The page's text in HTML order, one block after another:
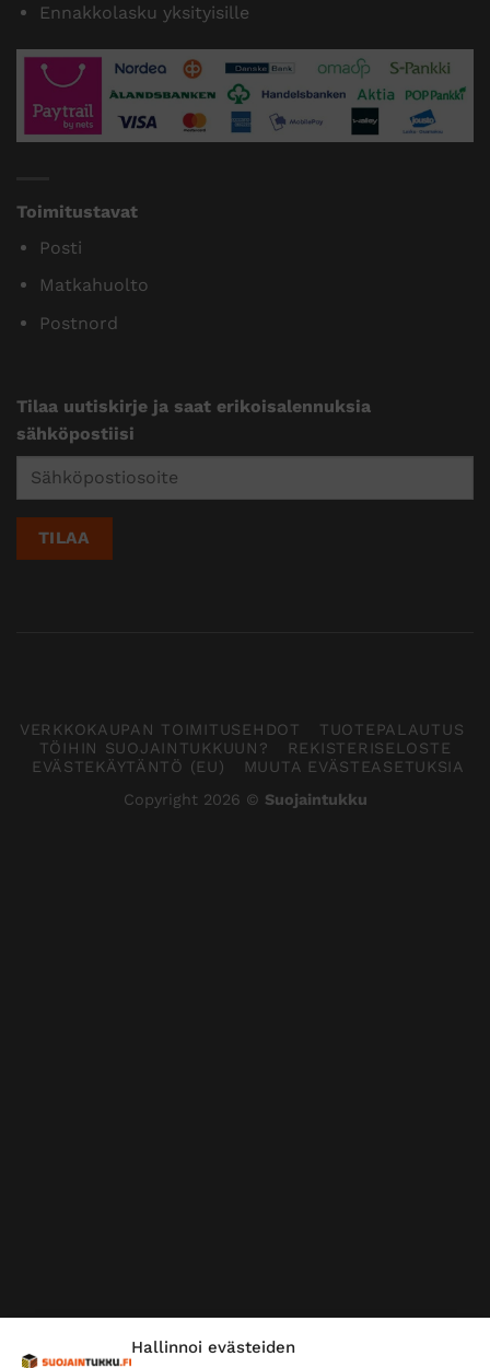
Hallinnoi evästeiden
Ennakkolasku yksityisille
Toimitustavat
Posti
Matkahuolto
Postnord
Tilaa uutiskirje ja saat erikoisalennuksia
sähköpostiisi
VERKKOKAUPAN TOIMITUSEHDOT
TUOTEPALAUTUS
TÖIHIN SUOJAINTUKKUUN?
REKISTERISELOSTE
EVÄSTEKÄYTÄNTÖ (EU)
MUUTA EVÄSTEASETUKSIA
Copyright 2026 © Suojaintukku